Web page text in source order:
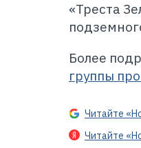
«Треста
Более
группы
Читайте
Читайте